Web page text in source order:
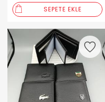
SEPETE EKLE